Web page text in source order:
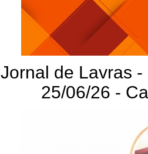
Jornal de Lavras
25/06/26 -